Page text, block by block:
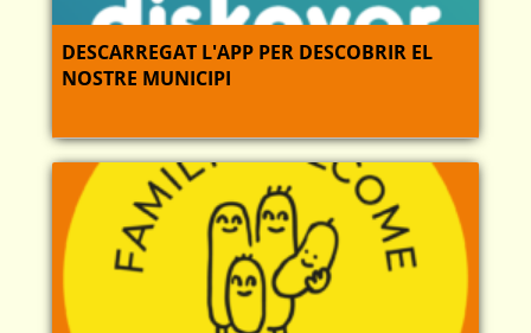
DESCARREGAT L'APP PER DESCOBRIR EL
NOSTRE MUNICIPI